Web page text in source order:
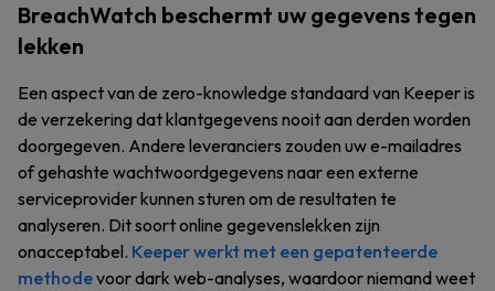
BreachWatch beschermt uw gegevens tegen
lekken
Een aspect van de zero-knowledge standaard van Keeper is
de verzekering dat klantgegevens nooit aan derden worden
doorgegeven. Andere leveranciers zouden uw e-mailadres
of gehashte wachtwoordgegevens naar een externe
serviceprovider kunnen sturen om de resultaten te
analyseren. Dit soort online gegevenslekken zijn
onacceptabel. Keeper werkt met een gepatenteerde
methodevoor dark web-analyses, waardoor niemand weet